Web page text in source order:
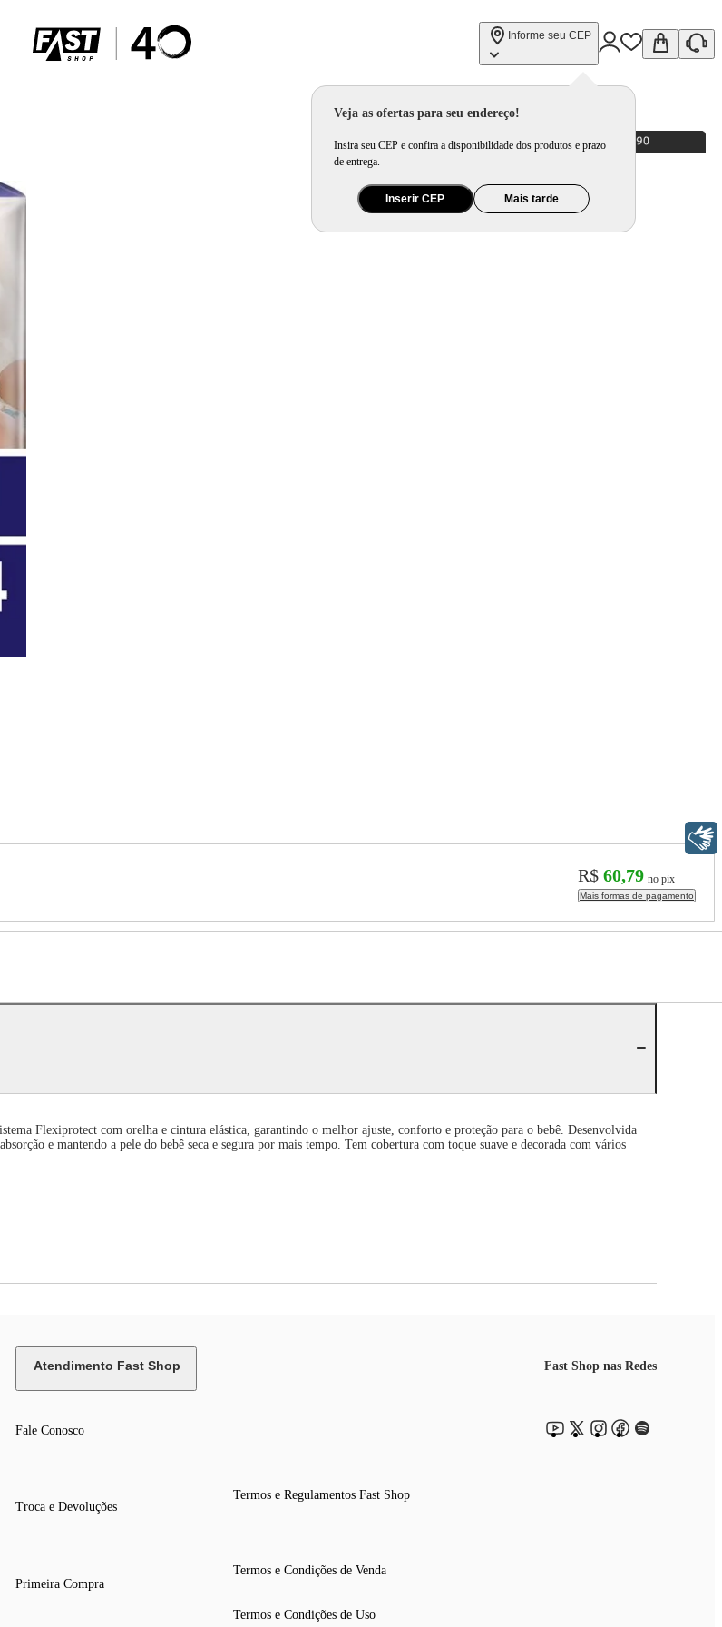
Informe seu CEP
Veja as ofertas para seu endereço!
Insira seu CEP e confira a disponibilidade dos produtos e prazo
de entrega.
Inserir CEP Mais tarde
R$ 60,79 no pix
Mais formas de pagamento
Flexiprotect com orelha e cintura elástica, garantindo o melhor ajuste, conforto e proteção para o bebê. Desenvolvida
e mantendo a pele do bebê seca e segura por mais tempo. Tem cobertura com toque suave e decorada com vários
Atendimento Fast Shop
Fale Conosco
Troca e Devoluções
Primeira Compra
Termos e Regulamentos Fast Shop
Termos e Condições de Venda
Termos e Condições de Uso
Fast Shop nas Redes